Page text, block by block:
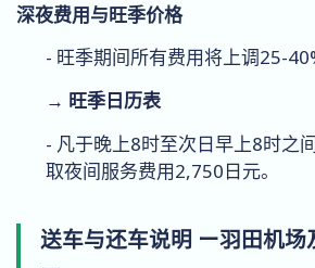
深夜费用与旺季价格
- 旺季期间所有费用将上调25-
→ 旺季日历表
- 凡于晚上8时至次日早上8时之
取夜间服务费用2,750日元。
送车与还车说明 ー羽田机